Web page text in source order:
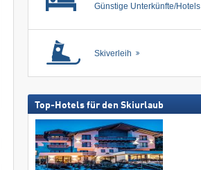
Günstige Unterkünfte/Hotels
Skiverleih
Top-Hotels für den Skiurlaub